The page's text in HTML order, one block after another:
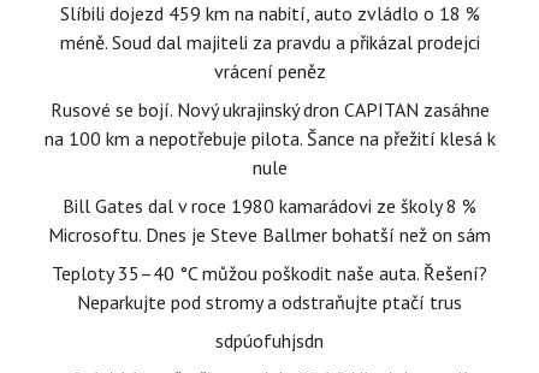
Slíbili dojezd 459 km na nabití, auto zvládlo o 18 %
méně. Soud dal majiteli za pravdu a přikázal prodejci
vrácení peněz
Rusové se bojí. Nový ukrajinský dron CAPITAN zasáhne
na 100 km a nepotřebuje pilota. Šance na přežití klesá k
nule
Bill Gates dal v roce 1980 kamarádovi ze školy 8 %
Microsoftu. Dnes je Steve Ballmer bohatší než on sám
Teploty 35–40 °C můžou poškodit naše auta. Řešení?
Neparkujte pod stromy a odstraňujte ptačí trus
sdpúofuhjsdn